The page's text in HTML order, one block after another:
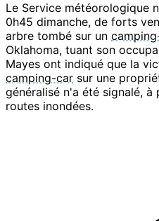
Le Service météorologique
0h45 dimanche, de forts
arbre tombé sur un
Oklahoma, tuant son
Mayes ont indiqué que la
camping-car sur une
généralisé n'a été signalé,
routes inondées.